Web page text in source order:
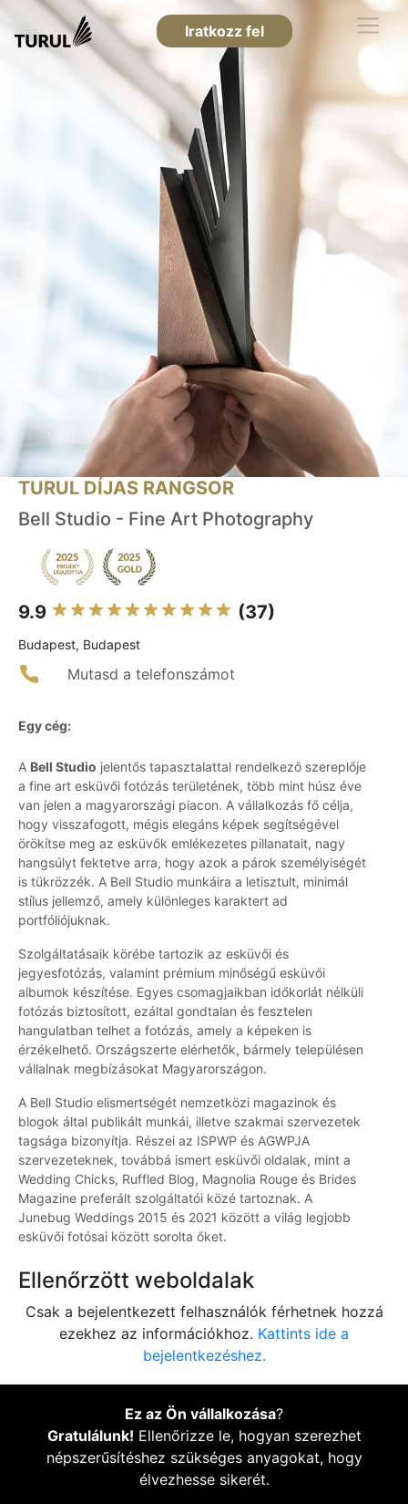
Iratkozz fel
TURUL DÍJAS RANGSOR
Bell Studio - Fine Art Photography
9.9 (37)
Budapest, Budapest
Mutasd a telefonszámot
Egy cég:
A Bell Studio jelentős tapasztalattal rendelkező szereplője
a fine art esküvői fotózás területének, több mint húsz éve
van jelen a magyarországi piacon. A vállalkozás fő célja,
hogy visszafogott, mégis elegáns képek segítségével
örökítse meg az esküvők emlékezetes pillanatait, nagy
hangsúlyt fektetve arra, hogy azok a párok személyiségét
is tükrözzék. A Bell Studio munkáira a letisztult, minimál
stílus jellemző, amely különleges karaktert ad
portfóliójuknak.
Szolgáltatásaik körébe tartozik az esküvői és
jegyesfotózás, valamint prémium minőségű esküvői
albumok készítése. Egyes csomagjaikban időkorlát nélküli
fotózás biztosított, ezáltal gondtalan és fesztelen
hangulatban telhet a fotózás, amely a képeken is
érzékelhető. Országszerte elérhetők, bármely településen
vállalnak megbízásokat Magyarországon.
A Bell Studio elismertségét nemzetközi magazinok és
blogok által publikált munkái, illetve szakmai szervezetek
tagsága bizonyítja. Részei az ISPWP és AGWPJA
szervezeteknek, továbbá ismert esküvői oldalak, mint a
Wedding Chicks, Ruffled Blog, Magnolia Rouge és Brides
Magazine preferált szolgáltatói közé tartoznak. A
Junebug Weddings 2015 és 2021 között a világ legjobb
esküvői fotósai között sorolta őket.
Ellenőrzött weboldalak
Csak a bejelentkezett felhasználók férhetnek hozzá
ezekhez az információkhoz. Kattints ide a
bejelentkezéshez.
Ez az Ön vállalkozása?
Gratulálunk! Ellenőrizze le, hogyan szerezhet
népszerűsítéshez szükséges anyagokat, hogy
élvezhesse sikerét.